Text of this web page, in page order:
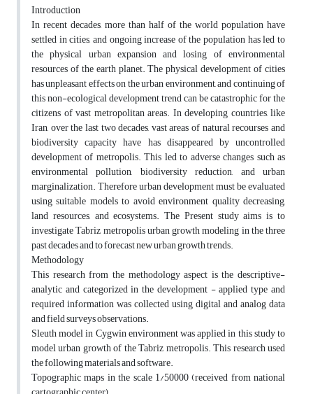
Introduction
In recent decades, more than half of the world population have
settled in cities, and ongoing increase of the population has led to
the physical urban expansion and losing of environmental
resources of the earth planet. The physical development of cities
has unpleasant effects on the urban environment, and continuing of
this non-ecological development trend can be catastrophic for the
citizens of vast metropolitan areas. In developing countries, like
Iran, over the last two decades, vast areas of natural recourses and
biodiversity capacity have has disappeared by uncontrolled
development of metropolis. This led to adverse changes such as
environmental pollution, biodiversity reduction, and urban
marginalization. Therefore urban development must be evaluated
using suitable models to avoid environment quality decreasing,
land resources, and ecosystems. The Present study aims is to
investigate Tabriz metropolis urban growth modeling in the three
past decades and to forecast new urban growth trends.
Methodology
This research from the methodology aspect is the descriptive-
analytic and categorized in the development - applied type and
required information was collected using digital and analog data
and field surveys observations.
Sleuth model in Cygwin environment was applied in this study to
model urban growth of the Tabriz metropolis. This research used
the following materials and software.
Topographic maps in the scale 1/50000 (received from national